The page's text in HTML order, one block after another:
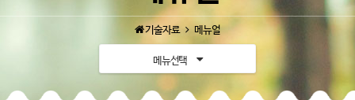
기술자료 메뉴얼
메뉴선택